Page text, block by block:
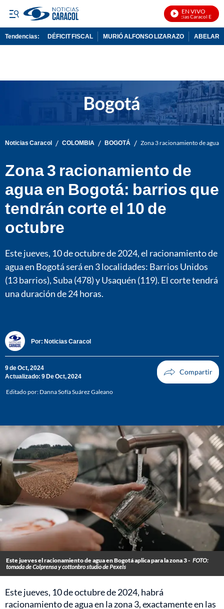
EN VIVO
Noticias Caracol En Vivo
Tendencias: DÉFICIT FISCAL MURIÓ ALFONSO LIZARAZO
Noticias Caracol / COLOMBIA / BOGOTÁ / Zona 3 racionamiento de agua
Zona 3 racionamiento de
agua en Bogotá: barrios que
tendrán corte el 10 de
octubre
Este jueves, 10 de octubre de 2024, el racionamiento de
agua en Bogotá será en 3 localidades: Barrios Unidos
(13 barrios), Suba (478) y Usaquén (119). El corte tendrá
una duración de 24 horas.
Por: Noticias Caracol
9 de Oct, 2024
Actualizado: 9 De Oct, 2024
Editado por: Danna Sofía Suárez Galeano
Este jueves el racionamiento de agua en Bogotá aplica para la zona 3 - FOTO:
tomada de Colprensa y cottonbro studio de Pexels
Este jueves, 10 de octubre de 2024, habrá
racionamiento de agua en la zona 3, exactamente en las